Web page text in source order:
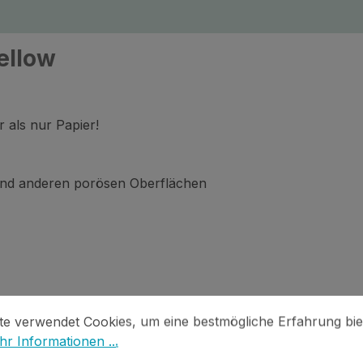
als nur Papier!
anderen porösen Oberflächen
Cookies, um eine bestmögliche Erfahrung
verwendet Cookies, um eine bestmögliche Erfahrung
Informationen ...